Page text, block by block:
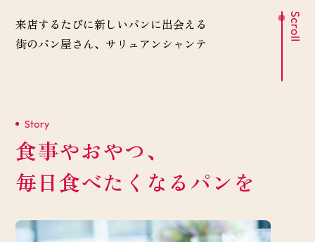
来店するたびに新しいパンに出会える
街のパン屋さん、サリュアンシャンテ
Story
食事やおやつ、
毎日食べたくなるパンを